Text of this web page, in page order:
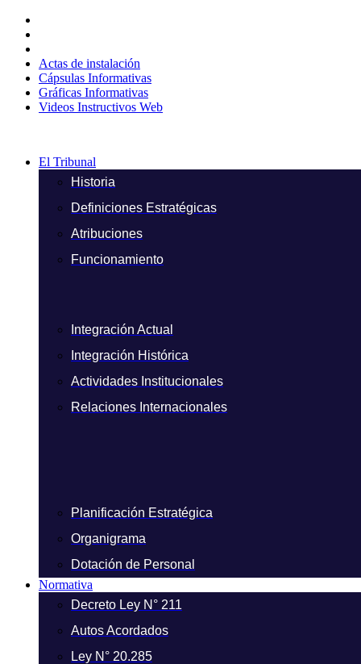
contenido
Actas de instalación
Cápsulas Informativas
Gráficas Informativas
Videos Instructivos Web
El Tribunal
Historia
Definiciones Estratégicas
Atribuciones
Funcionamiento
Integración Actual
Integración Histórica
Actividades Institucionales
Relaciones Internacionales
Planificación Estratégica
Organigrama
Dotación de Personal
Normativa
Decreto Ley N° 211
Autos Acordados
Ley N° 20.285